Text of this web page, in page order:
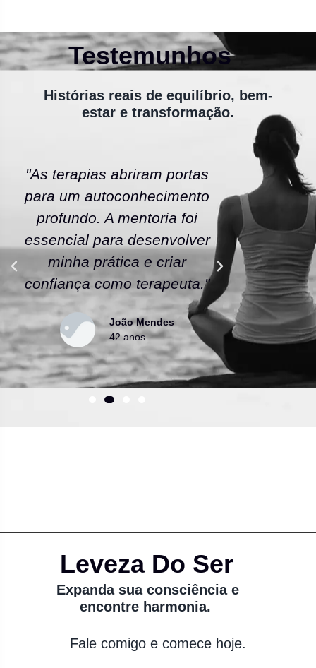
Testemunhos
Histórias reais de equilíbrio, bem-
estar e transformação.
"As terapias abriram portas
para um autoconhecimento
profundo. A mentoria foi
essencial para desenvolver
minha prática e criar
confiança como terapeuta."
João Mendes
42 anos
"A
escola
As
uma
Leveza Do Ser
Expanda sua consciência e
encontre harmonia.
Fale comigo e comece hoje.